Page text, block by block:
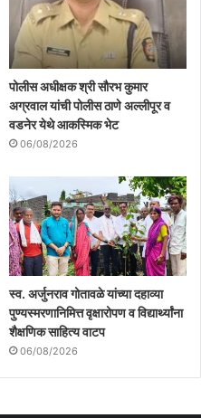
पोलीस अधीक्षक श्री सौरभ कुमार
अग्रवाल यांची पोलीस ठाणे अल्लीपूर व
वडनेर येथे आकस्मिक भेट
06/08/2026
स्व. अर्जुनराव गोतावळे यांच्या दहाव्या
पुण्यस्मरणानिमित्त वृक्षारोपण व विद्यार्थ्यांना
शैक्षणिक साहित्य वाटप
06/08/2026